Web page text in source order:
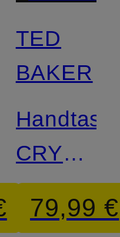
TED
BAKER
CRYSTIZ
MEDIUM
79,99 €